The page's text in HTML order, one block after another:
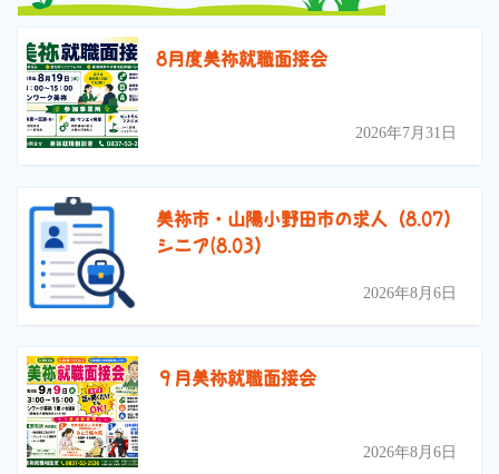
8月度美祢就職面接会
2026年7月31日
美祢市・山陽小野田市の求人（8.07）
シニア(8.03）
2026年8月6日
９月美祢就職面接会
2026年8月6日